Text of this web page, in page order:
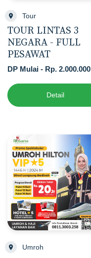
Tour
TOUR LINTAS 3
NEGARA - FULL
PESAWAT
DP Mulai - Rp. 2.000.000
Detail
Umroh